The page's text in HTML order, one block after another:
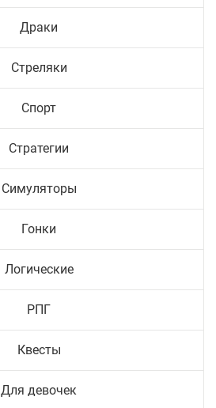
Драки
Стреляки
Спорт
Стратегии
Симуляторы
Гонки
Логические
РПГ
Квесты
Для девочек